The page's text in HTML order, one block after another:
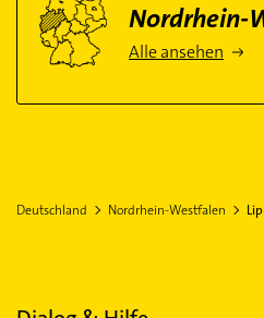
Nordrhein-
Alle ansehen
Deutschland Nordrhein-Westfalen